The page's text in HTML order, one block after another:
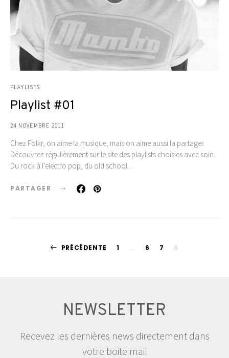
PLAYLISTS
Playlist #01
24 NOVEMBRE 2011
Chez Folkr, on aime la musique, mais on aime aussi la partager.
Découvrez régulièrement sur le site des playlists choisies avec soin.
Du rock à l’electro pop, du old school…
PARTAGER
Pagination
PRÉCÉDENTE 1 … 6 7 8
NEWSLETTER
Recevez les dernières news directement dans
votre boite mail